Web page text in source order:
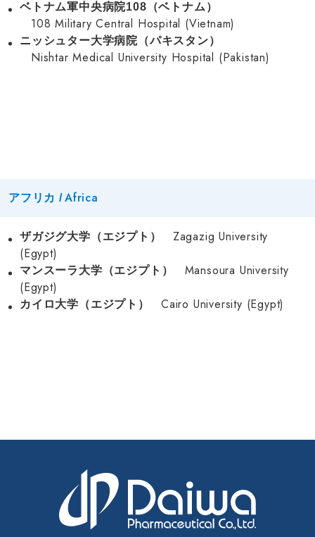
ベトナム軍中央病院108（ベトナム）
108 Military Central Hospital (Vietnam)
ニッシュター大学病院（パキスタン）
Nishtar Medical University Hospital (Pakistan)
アフリカ /Africa
ザガジグ大学（エジプト）
Zagazig University
(Egypt)
マンスーラ大学（エジプト）
Mansoura University
(Egypt)
カイロ大学（エジプト） Cairo University (Egypt)